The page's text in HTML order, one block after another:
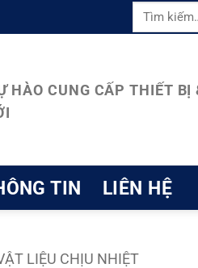
Tìm
CUNG CẤP THIẾT
TIN LIÊN HỆ
LIỆU CHỊU NHIỆT